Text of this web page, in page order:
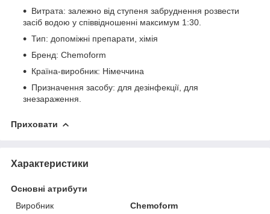
Витрата: залежно від ступеня забруднення розвести
засіб водою у співвідношенні максимум 1:30.
Тип: допоміжні препарати, хімія
Бренд: Chemoform
Країна-виробник: Німеччина
Призначення засобу: для дезінфекції, для
знезараження.
Приховати
Характеристики
Основні атрибути
Виробник
Chemoform